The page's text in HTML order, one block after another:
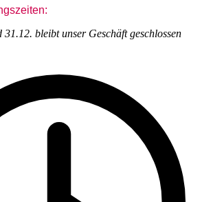
bleibt unser Geschäft geschlossen